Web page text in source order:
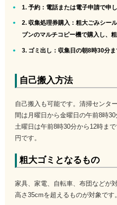
1. 予約 ：電話または電子申請で申
2. 収集処理券購入 ：粗大ごみシー
ブンのマルチコピー機で購入し、
3. ゴミ出し ：収集日の朝8時30分
自己搬入方法
自己搬入も可能です。清掃センタ
間は月曜日から金曜日の午前8時30
土曜日は午前8時30分から12時ま
円です。
粗大ゴミとなるもの
家具、家電、自転車、布団などが
高さ35cmを超えるものが対象です。